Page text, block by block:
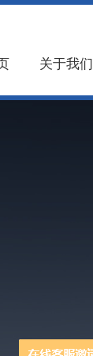
关于我们